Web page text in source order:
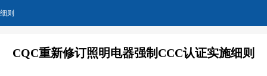
细则
CQC重新修订照明电器强制CCC认证实施细则